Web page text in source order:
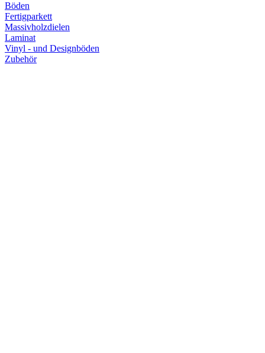
Böden
Fertigparkett
Massivholzdielen
Laminat
Vinyl - und Designböden
Zubehör